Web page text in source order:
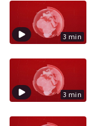
3 min
3 min